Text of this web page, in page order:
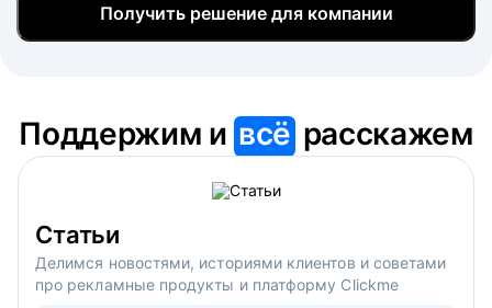
Получить решение для компании
Поддержим ивсё расскажем
Статьи
Делимся новостями, историями клиентов и советами
про рекламные продукты и платформу Clickme